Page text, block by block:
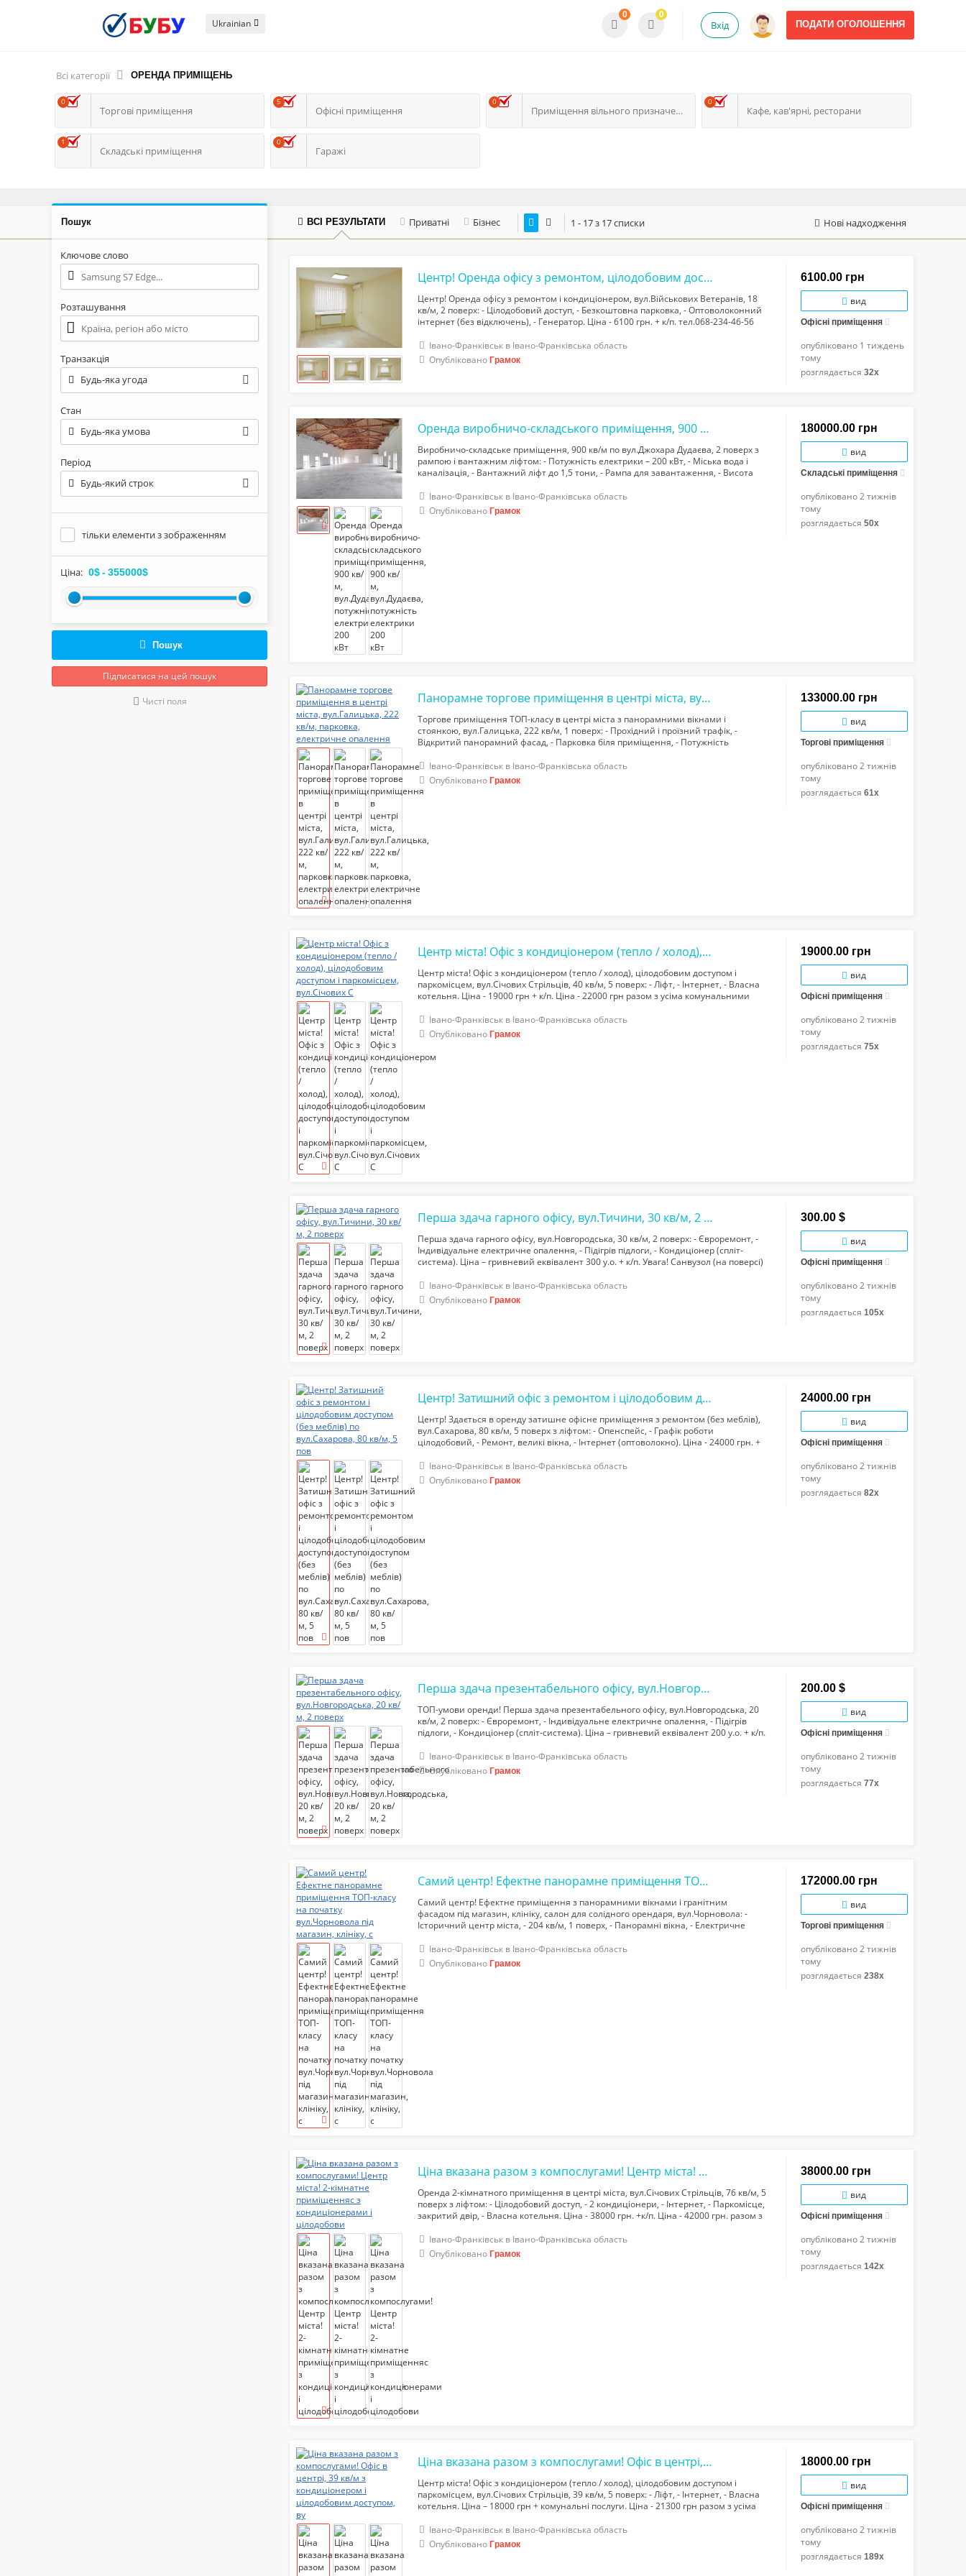
Ukrainian ПОДАТИ ОГОЛОШЕННЯ
Вхід
0 0
Всі категорії ОРЕНДА ПРИМІЩЕНЬ
Торгові приміщення
0
Офісні приміщення
5
Приміщення вільного призначення
0
Кафе, кав'ярні, ресторани
0
Складські приміщення
1
Гаражі
0
ВСІ РЕЗУЛЬТАТИ Приватні Бізнес 1 - 17 з 17 списки Нові надходження
Центр! Оренда офісу з ремонтом, цілодобовим доступом і паркомісцями, вул.Військо...
Центр! Оренда офісу з ремонтом і кондиціонером, вул.Військових Ветеранів, 18
кв/м, 2 поверх: - Цілодобовий доступ, - Безкоштовна парковка, - Оптоволоконний
інтернет (без відключень), - Генератор. Ціна - 6100 грн. + к/п. тел.068-234-46-56
Івано-Франківськ в Івано-Франківська область
ОпублікованоГрамок
6100.00 грн
вид
Офісні приміщення
опубліковано 1 тиждень
тому
розглядається 32x
Оренда виробничо-складського приміщення, 900 кв/м, вул.Дудаєва, потужність елект...
Виробничо-складське приміщення, 900 кв/м по вул.Джохара Дудаєва, 2 поверх з
рампою і вантажним ліфтом: - Потужність електрики – 200 кВт, - Міська вода і
каналізація, - Вантажний ліфт до 1,5 тони, - Рампа для завантаження, - Висота
Івано-Франківськ в Івано-Франківська область
ОпублікованоГрамок
180000.00 грн
вид
Складські приміщення
опубліковано2 тижнів
тому
розглядається 50x
Панорамне торгове приміщення в центрі міста, вул.Галицька, 222 кв/м, парковка, е...
Торгове приміщення ТОП-класу в центрі міста з панорамними вікнами і
стоянкою, вул.Галицька, 222 кв/м, 1 поверх: - Прохідний і проїзний трафік, -
Відкритий панорамний фасад, - Парковка біля приміщення, - Потужність
13300...
Івано-Франківськ в Івано-Франківська область
ОпублікованоГрамок
133000.00 грн
вид
Торгові приміщення
опубліковано2 тижнів
тому
розглядається 61x
Центр міста! Офіс з кондиціонером (тепло / холод), цілодобовим доступом і парком...
Центр міста! Офіс з кондиціонером (тепло / холод), цілодобовим доступом і
паркомісцем, вул.Січових Стрільців, 40 кв/м, 5 поверх: - Ліфт, - Інтернет, - Власна
котельня. Ціна - 19000 грн + к/п. Ціна - 22000 грн разом з усіма комунальними
Івано-Франківськ в Івано-Франківська область
ОпублікованоГрамок
19000.00 грн
вид
Офісні приміщення
опубліковано2 тижнів
тому
розглядається 75x
Перша здача гарного офісу, вул.Тичини, 30 кв/м, 2 поверх
Перша здача гарного офісу, вул.Новгородська, 30 кв/м, 2 поверх: - Євроремонт, -
Індивідуальне електричне опалення, - Підігрів підлоги, - Кондиціонер (спліт-
система). Ціна – гривневий еквівалент 300 у.о. + к/п. Увага! Санвузол (на поверсі)
Івано-Франківськ в Івано-Франківська область
ОпублікованоГрамок
300.00 $
вид
Офісні приміщення
опубліковано2 тижнів
тому
розглядається 105x
Центр! Затишний офіс з ремонтом і цілодобовим доступом (без меблів) по вул.Сахар...
Центр! Здається в оренду затишне офісне приміщення з ремонтом (без меблів),
вул.Сахарова, 80 кв/м, 5 поверх з ліфтом: - Опенспейс, - Графік роботи
цілодобовий, - Ремонт, великі вікна, - Інтернет (оптоволокно). Ціна - 24000 грн. +
Івано-Франківськ в Івано-Франківська область
ОпублікованоГрамок
24000.00 грн
вид
Офісні приміщення
опубліковано2 тижнів
тому
розглядається 82x
Перша здача презентабельного офісу, вул.Новгородська, 20 кв/м, 2 поверх
ТОП-умови оренди! Перша здача презентабельного офісу, вул.Новгородська, 20
кв/м, 2 поверх: - Євроремонт, - Індивідуальне електричне опалення, - Підігрів
підлоги, - Кондиціонер (спліт-система). Ціна – гривневий еквівалент 200 у.о. + к/п.
Івано-Франківськ в Івано-Франківська область
ОпублікованоГрамок
200.00 $
вид
Офісні приміщення
опубліковано2 тижнів
тому
розглядається 77x
Самий центр! Ефектне панорамне приміщення ТОП-класу на початку вул.Чорновола під...
Самий центр! Ефектне приміщення з панорамними вікнами і гранітним
фасадом під магазин, клініку, салон для солідного орендаря, вул.Чорновола: -
Історичний центр міста, - 204 кв/м, 1 поверх, - Панорамні вікна, - Електричне
Івано-Франківськ в Івано-Франківська область
ОпублікованоГрамок
172000.00 грн
вид
Торгові приміщення
опубліковано2 тижнів
тому
розглядається 238x
Ціна вказана разом з компослугами! Центр міста! 2-кімнатне приміщенняс з кондиці...
Оренда 2-кімнатного приміщення в центрі міста, вул.Січових Стрільців, 76 кв/м, 5
поверх з ліфтом: - Цілодобовий доступ, - 2 кондиціонери, - Інтернет, - Паркомісце,
закритий двір, - Власна котельня. Ціна - 38000 грн. +к/п. Ціна - 42000 грн. разом з
Івано-Франківськ в Івано-Франківська область
ОпублікованоГрамок
38000.00 грн
вид
Офісні приміщення
опубліковано2 тижнів
тому
розглядається 142x
Ціна вказана разом з компослугами! Офіс в центрі, 39 кв/м з кондиціонером і ціло...
Центр міста! Офіс з кондиціонером (тепло / холод), цілодобовим доступом і
паркомісцем, вул.Січових Стрільців, 39 кв/м, 5 поверх: - Ліфт, - Інтернет, - Власна
котельня. Ціна – 18000 грн + комунальні послуги. Ціна - 21300 грн разом з усіма
Івано-Франківськ в Івано-Франківська область
ОпублікованоГрамок
18000.00 грн
вид
Офісні приміщення
опубліковано2 тижнів
тому
розглядається 189x
Пошук
Ключове слово
Розташування
Транзакція
Будь-яка угода
Стан
Будь-яка умова
Період
Будь-який строк
тільки елементи з зображенням
Ціна: 0$-355000$
Пошук
Підписатися на цей пошук
Чисті поля